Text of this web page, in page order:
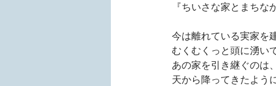
『ちいさな家とまちな
今は離れている実家を
むくむくっと頭に湧い
あの家を引き継ぐのは
天から降ってきたよう